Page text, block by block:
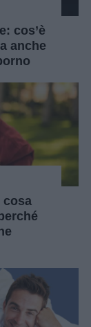
cos’è
anche
cosa